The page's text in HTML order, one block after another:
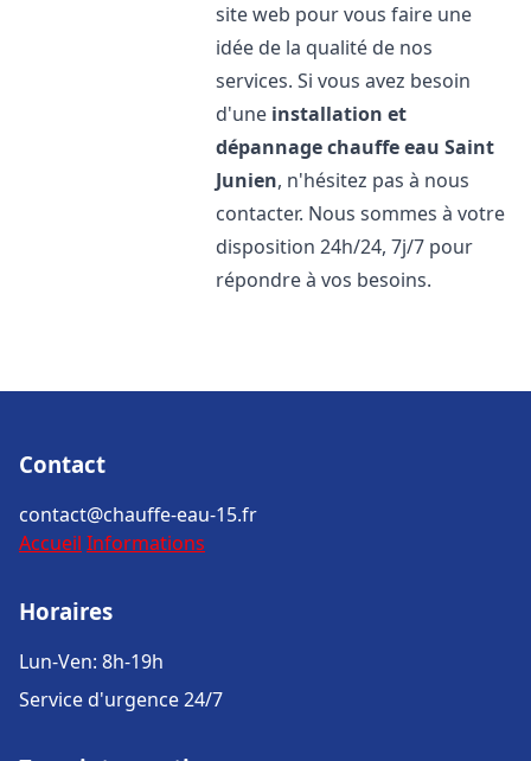
site web pour vous faire une
idée de la qualité de nos
services. Si vous avez besoin
d'une installation et
dépannage chauffe eau Saint
Junien, n'hésitez pas à nous
contacter. Nous sommes à votre
disposition 24h/24, 7j/7 pour
répondre à vos besoins.
Contact
contact@chauffe-eau-15.fr
Accueil Informations
Horaires
Lun-Ven: 8h-19h
Service d'urgence 24/7